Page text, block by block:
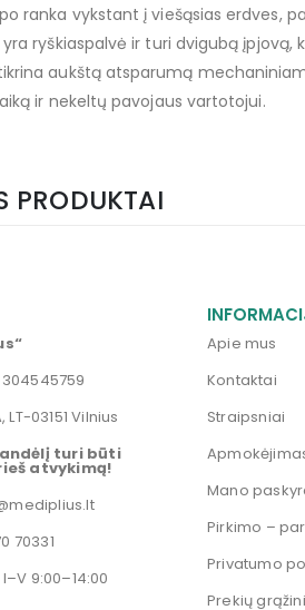
ranka vykstant į viešąsias erdves,
ryškiaspalvė ir turi dvigubą
aukštą atsparumą
ir nekeltų pavojaus vartotojui.
PRODUKTAI
03151 Vilnius
turi būti
atvykimą!
70331
I–V 9:00–14:00
Apie mus
Kontaktai
Straipsniai
Mano
Pirkimo –
Privatumo
Prekių